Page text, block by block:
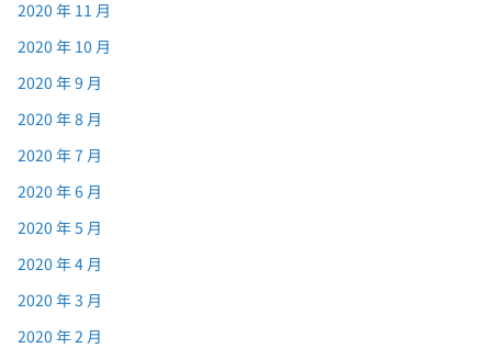
2020 年 11 月
2020 年 10 月
2020 年 9 月
2020 年 8 月
2020 年 7 月
2020 年 6 月
2020 年 5 月
2020 年 4 月
2020 年 3 月
2020 年 2 月